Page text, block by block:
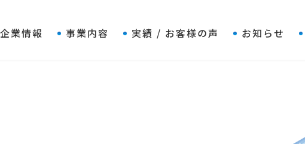
企業情報 事業内容 実績 / お客様の声 お知らせ